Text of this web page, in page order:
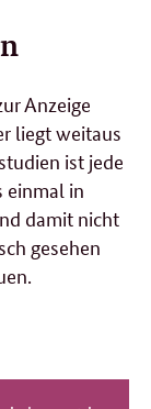
Anzeige
liegt weitaus
ist jede
einmal in
damit nicht
gesehen